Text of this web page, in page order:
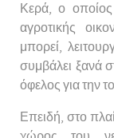
Κερά, ο οποίος
αγροτικής
μπορεί,
συμβάλει ξανά
όφελος για την
Επειδή, στο